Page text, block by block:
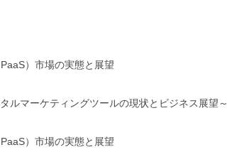
）市場の実態と展望
ルマーケティングツールの現状とビジネス展望～
）市場の実態と展望